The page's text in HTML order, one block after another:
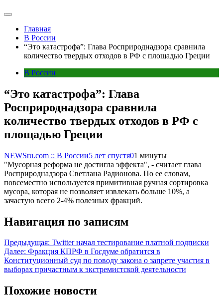
Главная
В России
“Это катастрофа”: Глава Росприроднадзора сравнила
количество твердых отходов в РФ с площадью Греции
В России
“Это катастрофа”: Глава
Росприроднадзора сравнила
количество твердых отходов в РФ с
площадью Греции
NEWSru.com :: В России5 лет спустя01 минуты
"Мусорная реформа не достигла эффекта", - считает глава
Росприроднадзора Светлана Радионова. По ее словам,
повсеместно используется примитивная ручная сортировка
мусора, которая не позволяет извлекать больше 10%, а
зачастую всего 2-4% полезных фракций.
Навигация по записям
Предыдущая: Twitter начал тестирование платной подписки
Далее: Фракция КПРФ в Госдуме обратится в
Конституционный суд по поводу закона о запрете участия в
выборах причастным к экстремистской деятельности
Похожие новости